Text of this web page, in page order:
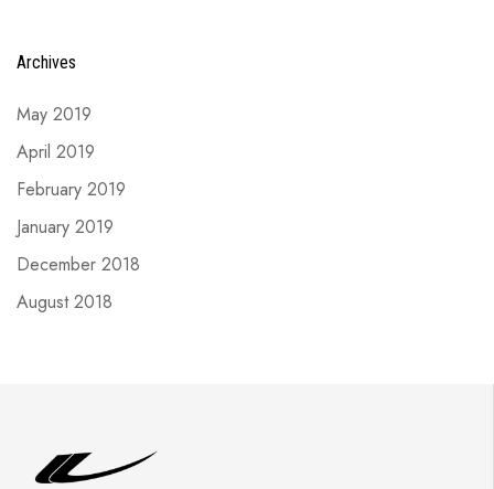
Archives
May 2019
April 2019
February 2019
January 2019
December 2018
August 2018